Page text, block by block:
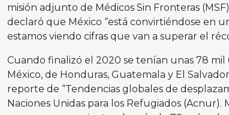
misión adjunto de Médicos Sin Fronteras
declaró que México “está convirtiéndose en
estamos viendo cifras que van a superar el
Cuando finalizó el 2020 se tenían unas 78
México, de Honduras, Guatemala y El
reporte de “Tendencias globales de
Naciones Unidas para los Refugiados